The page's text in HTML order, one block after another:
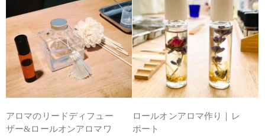
アロマのリードディフュー
ザー&ロールオンアロマワ
ロールオンアロマ作り｜レ
ポート